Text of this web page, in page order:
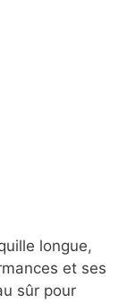
longue,
et ses
sûr pour